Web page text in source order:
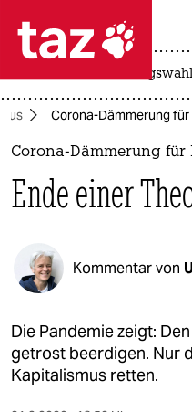
 taz
taz zahl
politik
öko
gesellschaft
kultur
sport
Corona-Dämmerung für
Corona-Dämmerung für
Ende einer
Kommentar von
Die Pandemie zeigt:
getrost beerdigen. Nur
Kapitalismus retten.